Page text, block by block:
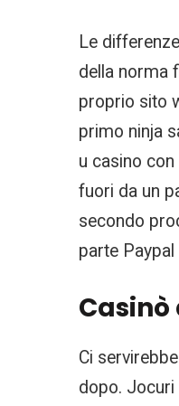
Le
della norma
proprio sito
primo ninja
u casino
fuori da un
secondo
parte
Casinò
Ci
dopo. Jocuri